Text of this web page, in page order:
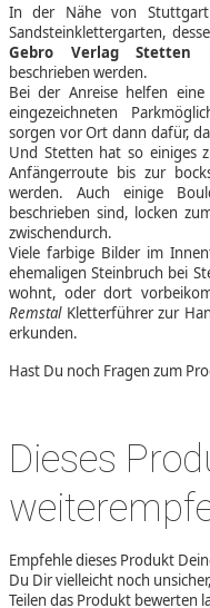
In der Nähe von
Sandsteinklettergarten,
Gebro Verlag Stetten
beschrieben werden.
Bei der Anreise helfen
eingezeichneten
sorgen vor Ort dann dafür,
Und Stetten hat so einiges
Anfängerroute bis zur
werden. Auch einige
beschrieben sind, locken
zwischendurch.
Viele farbige Bilder im
ehemaligen Steinbruch bei
wohnt, oder dort
RemstalKletterführer zur
erkunden.
Hast Du noch Fragen zum
Dieses
Empfehle dieses Produkt
Du Dir vielleicht noch
Teilen das Produkt bewerten